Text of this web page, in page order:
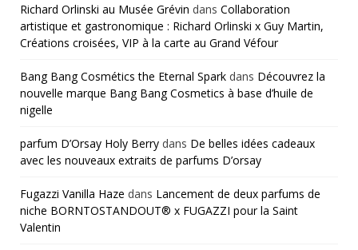
Richard Orlinski au Musée Grévin dans Collaboration
artistique et gastronomique : Richard Orlinski x Guy Martin,
Créations croisées, VIP à la carte au Grand Véfour
Bang Bang Cosmétics the Eternal Spark dans Découvrez la
nouvelle marque Bang Bang Cosmetics à base d’huile de
nigelle
parfum D’Orsay Holy Berry dans De belles idées cadeaux
avec les nouveaux extraits de parfums D’orsay
Fugazzi Vanilla Haze dans Lancement de deux parfums de
niche BORNTOSTANDOUT® x FUGAZZI pour la Saint
Valentin